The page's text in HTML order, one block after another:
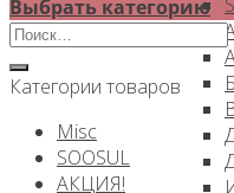
Выбрать категорию
Искать:
Категории товаров
Misc
SOOSUL
АКЦИЯ!